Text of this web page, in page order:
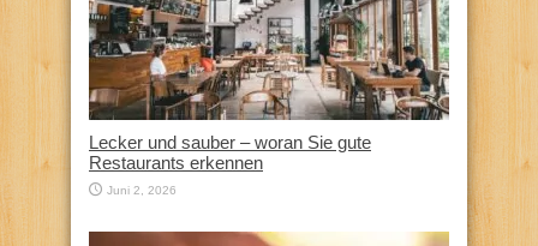
Lecker und sauber – woran Sie gute
Restaurants erkennen
Juni 2, 2026